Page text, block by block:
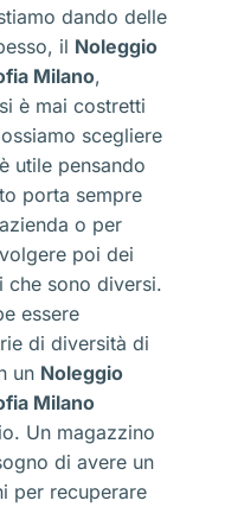
dando delle
il Noleggio
Milano,
è mai costretti
scegliere
utile pensando
porta sempre
o per
poi dei
che sono diversi.
essere
di diversità di
un Noleggio
Milano
Un magazzino
di avere un
per recuperare